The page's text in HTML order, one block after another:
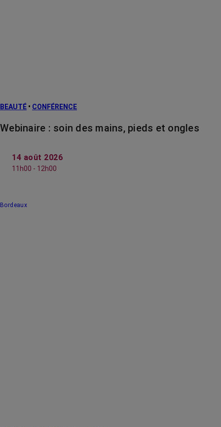
BEAUTÉ • CONFÉRENCE
Webinaire : soin des mains, pieds et ongles
14 août 2026
11h00 - 12h00
Bordeaux